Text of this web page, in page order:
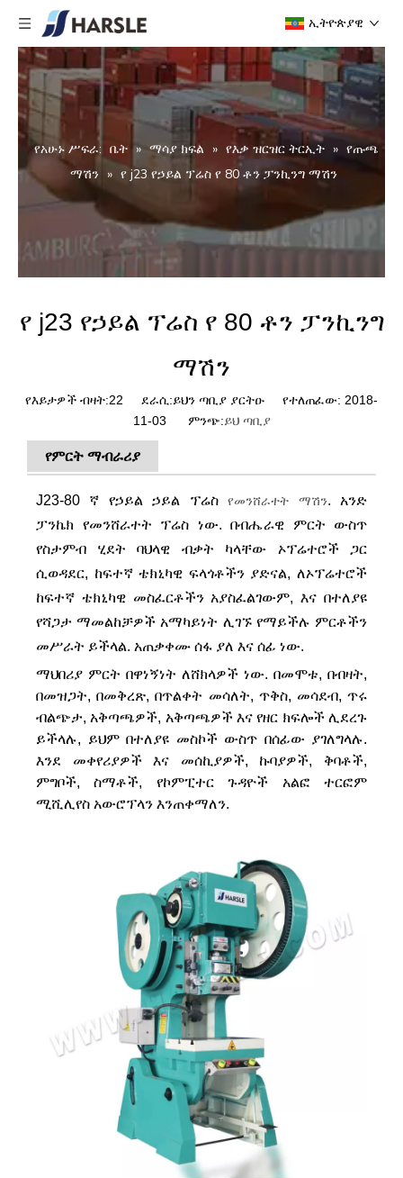
ኢትዮጵያዊ
የአሁኑ ሥፍራ: ቤት » ማሳያ ክፍል » የእቃ ዝርዝር ትርኢት » የጡጫ
ማሽን » የ j23 የኃይል ፕሬስ የ 80 ቶን ፓንኪንግ ማሽን
የ j23 የኃይል ፕሬስ የ 80 ቶን ፓንኪንግ
ማሽን
የእይታዎች ብዛት:22 ደራሲ:ይህን ጣቢያ ያርትዑ የተለጠፈው: 2018-
11-03 ምንጭ:ይህ ጣቢያ
የምርት ማብራሪያ
J23-80 ኛ የኃይል ኃይል ፕሬስየመንሸራተት ማሽን. አንድ
ፓንኬክ የመንሸራተት ፕሬስ ነው. በብሔራዊ ምርት ውስጥ
የስታምብ ሂደት ባህላዊ ብቃት ካላቸው ኦፕሬተሮች ጋር
ሲወዳደር, ከፍተኛ ቴክኒካዊ ፍላጎቶችን ያድናል, ለኦፕሬተሮች
ከፍተኛ ቴክኒካዊ መስፈርቶችን አያስፈልገውም, እና በተለያዩ
የሻጋታ ማመልከቻዎች አማካይነት ሊገኙ የማይችሉ ምርቶችን
መሥራት ይችላል. አጠቃቀሙ ሰፋ ያለ እና ሰፊ ነው.
ማህበሪያ ምርት በዋነኝነት ለሸክላዎች ነው. በመሞቱ, በብዛት,
በመዝጋት, በመቅረጽ, በጥልቀት መሳለት, ጥቅስ, መሳደብ, ጥሩ
ብልጭታ, አቅጣጫዎች, አቅጣጫዎች እና የዘር ክፍሎች ሊደረጉ
ይችላሉ, ይህም በተለያዩ መስኮች ውስጥ በሰፊው ያገለግላሉ.
እንደ መቀየሪያዎች እና መሰኪያዎች, ኩባያዎች, ቅባቶች,
ምግቦች, ስማቶች, የኮምፒተር ጉዳዮች አልፎ ተርፎም
ሚሺሊየስ አውሮፕላን እንጠቀማለን.